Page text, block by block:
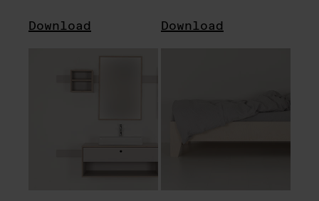
Download Download